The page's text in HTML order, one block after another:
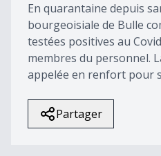
En quarantaine depuis
bourgeoisiale de Bulle
testées positives au
membres du personnel.
appelée en renfort pour
Partager